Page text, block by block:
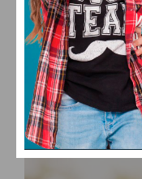
27°